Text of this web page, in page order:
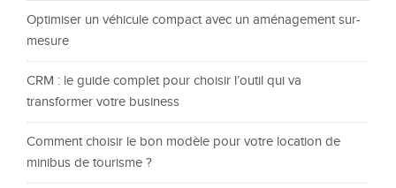
Optimiser un véhicule compact avec un aménagement sur-
mesure
CRM : le guide complet pour choisir l’outil qui va
transformer votre business
Comment choisir le bon modèle pour votre location de
minibus de tourisme ?